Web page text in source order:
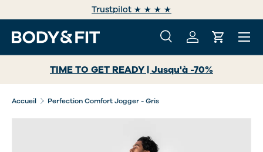
ALLER AU CONTENU
Trustpilot ★ ★ ★ ★
Recherche
RechercheSe connecter
Panier
Menu
TIME TO GET READY | Jusqu'à -70%
Accueil Perfection Comfort Jogger - Gris